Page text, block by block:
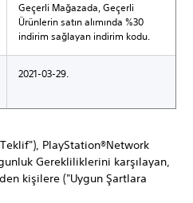
Geçerli Mağazada, Geçerli
Ürünlerin satın alımında %30
indirim sağlayan indirim kodu.
2021-03-29.
PlayStation®Network
Gerekliliklerini karşılayan,
kişilere ("Uygun Şartlara